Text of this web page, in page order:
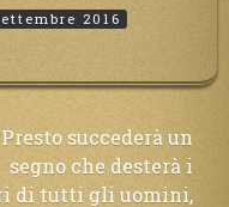
2016
Presto succederà un
segno che desterà i
di tutti gli uomini,